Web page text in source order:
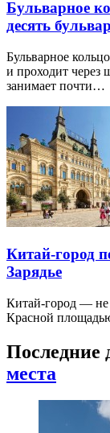
Бульварное
десять
Бульварное
и проходит
занимает почти…
Китай-город
Зарядье
Китай-город — не
Красной
Последние
места